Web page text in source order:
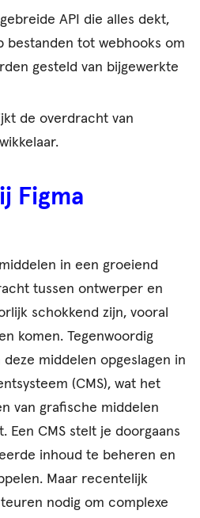
API die alles dekt,
bestanden tot webhooks om
gesteld van bijgewerkte
de overdracht van
Figma
in een groeiend
tussen ontwerper en
schokkend zijn, vooral
komen. Tegenwoordig
middelen opgeslagen in
(CMS), wat het
van grafische middelen
Een CMS stelt je doorgaans
inhoud te beheren en
Maar recentelijk
nodig om complexe